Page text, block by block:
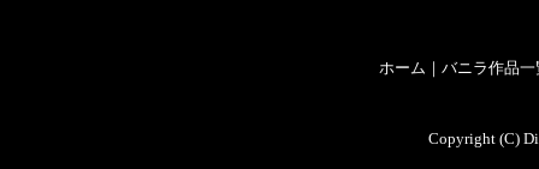
ホーム ｜ バニラ作品一
Copyright (C)